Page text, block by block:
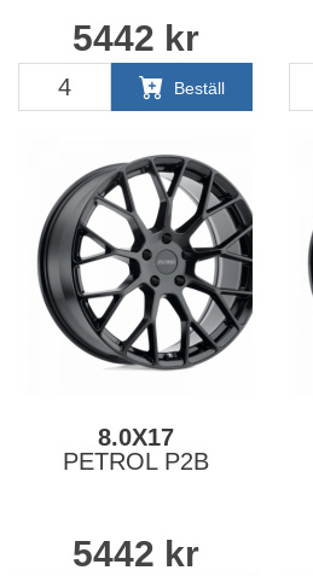
5442 kr
Beställ
8.0X17
PETROL P2B
5442 kr